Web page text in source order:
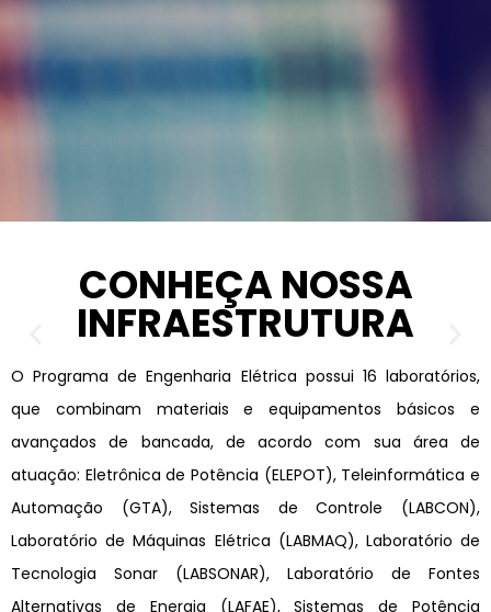
CONHEÇA NOSSA
INFRAESTRUTURA
O Programa de Engenharia Elétrica possui 16 laboratórios,
que combinam materiais e equipamentos básicos e
avançados de bancada, de acordo com sua área de
atuação: Eletrônica de Potência (ELEPOT), Teleinformática e
Automação (GTA), Sistemas de Controle (LABCON),
Laboratório de Máquinas Elétrica (LABMAQ), Laboratório de
Tecnologia Sonar (LABSONAR), Laboratório de Fontes
Alternativas de Energia (LAFAE), Sistemas de Potência